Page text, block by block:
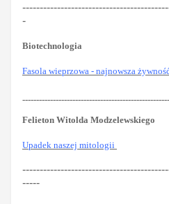
-
Biotechnologia
Fasola wieprzowa - najnowsza
Felieton Witolda Modzelewskiego
Upadek naszej mitologii
-----